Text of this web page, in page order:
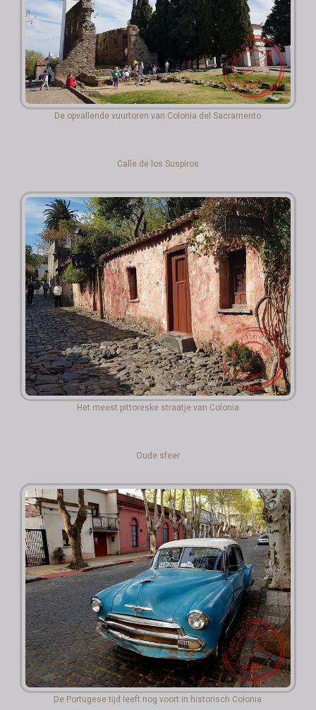
De opvallende vuurtoren van Colonia del Sacramento
Calle de los Suspiros
Het meest pittoreske straatje van Colonia
Oude sfeer
De Portugese tijd leeft nog voort in historisch Colonia